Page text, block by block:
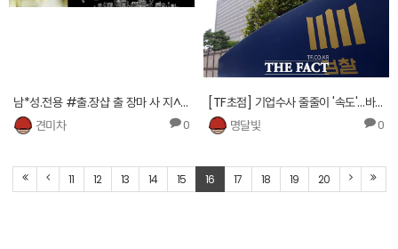
남*성.전용 #출.장샵 출 장마 사 지^홈.피. http://4584.cnc343.com
견미차
0
[TF초점] 기업수사 줄줄이 '속도'…바빠진 서울중앙지검
명달빛
0
11 12 13 14 15 16 17 18 19 20